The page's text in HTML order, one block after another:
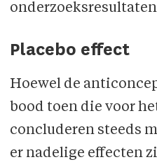
Placebo effect
Hoewel de
bood toen die voor
concluderen steeds
er nadelige effecten